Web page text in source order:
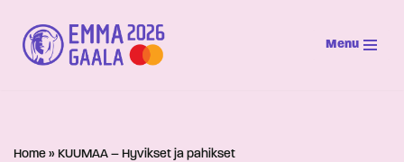
Siirry
suoraan
Menu
Home » KUUMAA – Hyvikset ja pahikset